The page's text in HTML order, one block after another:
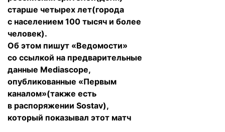
старше четырех лет(города
с населением 100 тысяч и более
человек).
Об этом пишут «Ведомости»
со ссылкой на предварительные
данные Mediascope,
опубликованные «Первым
каналом»(также есть
в распоряжении Sostav),
который показывал этот матч